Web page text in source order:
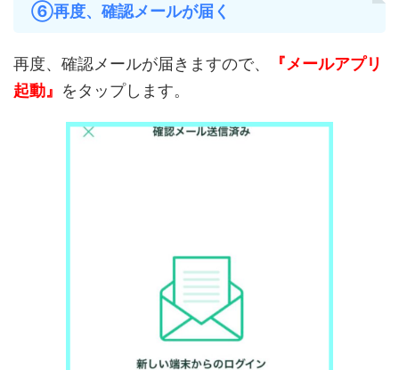
⑥再度、確認メールが届く
再度、確認メールが届きますので、
『メールアプリ
起動』 をタップします。